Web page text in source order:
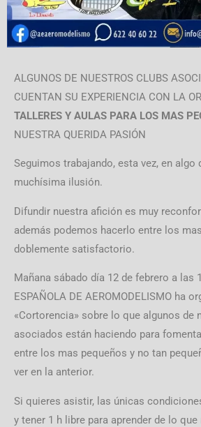
ALGUNOS DE NUESTROS CLUBS
CUENTAN SU EXPERIENCIA CON LA
TALLERES Y AULAS PARA LOS MAS
NUESTRA QUERIDA PASIÓN
Seguimos trabajando, esta vez, en algo
muchísima ilusión.
Difundir nuestra afición es muy
además podemos hacerlo entre los
doblemente satisfactorio.
Mañana sábado día 12 de febrero a las
ESPAÑOLA DE AEROMODELISMO ha
«Cortorencia» sobre lo que algunos de
asociados están haciendo para
entre los mas pequeños y no tan
ver en la anterior.
Si quieres asistir, las únicas
y tener 1 h libre para aprender de lo